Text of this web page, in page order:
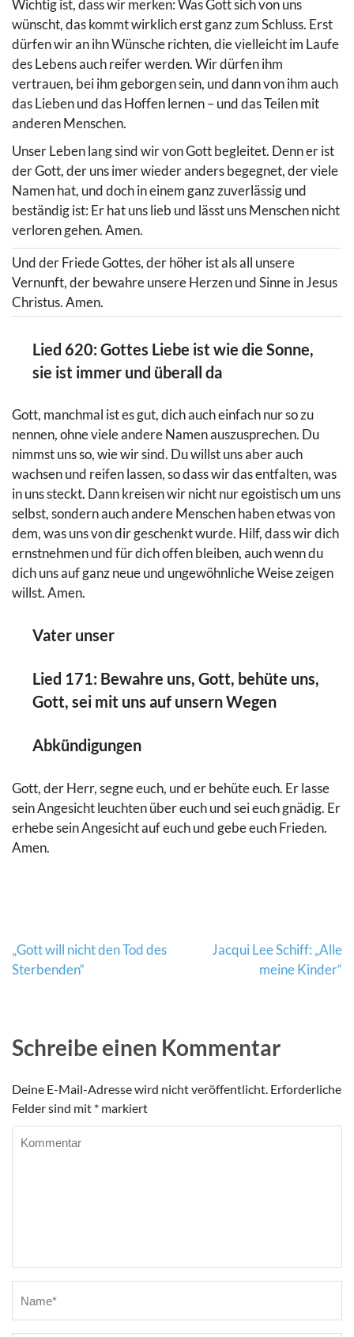
Wichtig ist, dass wir merken: Was Gott sich von uns
wünscht, das kommt wirklich erst ganz zum Schluss. Erst
dürfen wir an ihn Wünsche richten, die vielleicht im Laufe
des Lebens auch reifer werden. Wir dürfen ihm
vertrauen, bei ihm geborgen sein, und dann von ihm auch
das Lieben und das Hoffen lernen – und das Teilen mit
anderen Menschen.
Unser Leben lang sind wir von Gott begleitet. Denn er ist
der Gott, der uns imer wieder anders begegnet, der viele
Namen hat, und doch in einem ganz zuverlässig und
beständig ist: Er hat uns lieb und lässt uns Menschen nicht
verloren gehen. Amen.
Und der Friede Gottes, der höher ist als all unsere
Vernunft, der bewahre unsere Herzen und Sinne in Jesus
Christus. Amen.
Lied 620: Gottes Liebe ist wie die Sonne,
sie ist immer und überall da
Gott, manchmal ist es gut, dich auch einfach nur so zu
nennen, ohne viele andere Namen auszusprechen. Du
nimmst uns so, wie wir sind. Du willst uns aber auch
wachsen und reifen lassen, so dass wir das entfalten, was
in uns steckt. Dann kreisen wir nicht nur egoistisch um uns
selbst, sondern auch andere Menschen haben etwas von
dem, was uns von dir geschenkt wurde. Hilf, dass wir dich
ernstnehmen und für dich offen bleiben, auch wenn du
dich uns auf ganz neue und ungewöhnliche Weise zeigen
willst. Amen.
Vater unser
Lied 171: Bewahre uns, Gott, behüte uns,
Gott, sei mit uns auf unsern Wegen
Abkündigungen
Gott, der Herr, segne euch, und er behüte euch. Er lasse
sein Angesicht leuchten über euch und sei euch gnädig. Er
erhebe sein Angesicht auf euch und gebe euch Frieden.
Amen.
Beitragsnavigation
„Gott will nicht den Tod des
Sterbenden“
Jacqui Lee Schiff: „Alle
meine Kinder“
Schreibe einen Kommentar
Deine E-Mail-Adresse wird nicht veröffentlicht. Erforderliche
Felder sind mit * markiert